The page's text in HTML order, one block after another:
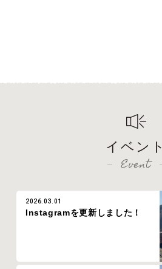
イベント
Event
2026.03.01
Instagramを更新しました！